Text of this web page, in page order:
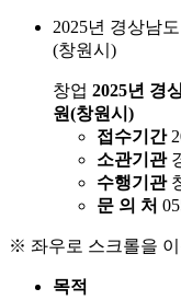
2025년 경상남
(창원시)
창업 2025년 경
원(창원시)
접수기간
소관기관
수행기관
문 의 처
※ 좌우로 스크롤을
목적